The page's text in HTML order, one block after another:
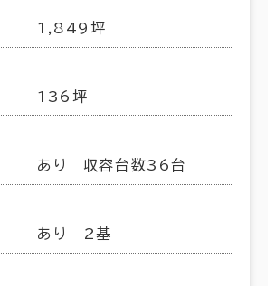
1,849坪
136坪
あり 収容台数36台
あり 2基